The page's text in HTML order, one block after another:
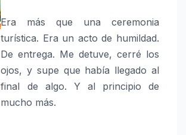
Era más que una ceremonia
turística. Era un acto de humildad.
De entrega. Me detuve, cerré los
ojos, y supe que había llegado al
final de algo. Y al principio de
mucho más.